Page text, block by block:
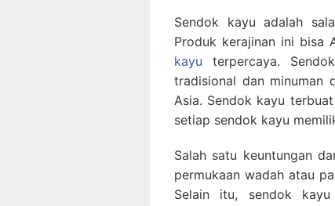
Sendok kayu adalah
Produk kerajinan ini bisa
kayu terpercaya.
tradisional dan minuman
Asia. Sendok kayu
setiap sendok kayu
Salah satu keuntungan
permukaan wadah atau
Selain itu, sendok